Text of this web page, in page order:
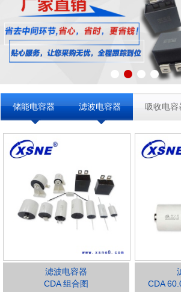
储能电容器 滤波电容器 吸收电容
滤波电容器
CDA 组合图
CDA